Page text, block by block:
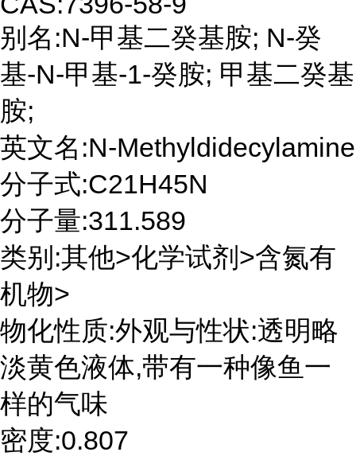
别名:N-甲基二癸基胺; N-癸
基-N-甲基-1-癸胺; 甲基二癸基
胺;
英文名:N-Methyldidecylamine
分子式:C21H45N
分子量:311.589
类别:其他>化学试剂>含氮有
机物>
物化性质:外观与性状:透明略
淡黄色液体,带有一种像鱼一
样的气味
密度:0.807